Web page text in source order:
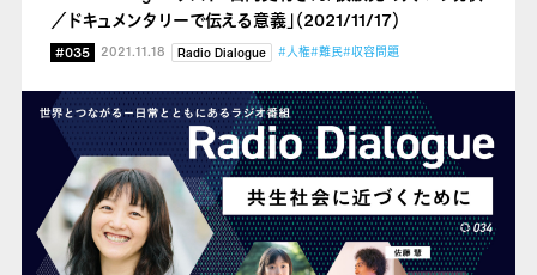
／ドキュメンタリーで伝える意義」（2021/11/17）
#035 2021.11.18 Radio Dialogue #人権#難民#収容問題